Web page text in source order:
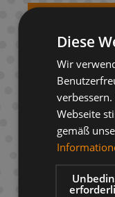
Beschreibung
Infos zum
Diese
Wir
Webseite
gemäß